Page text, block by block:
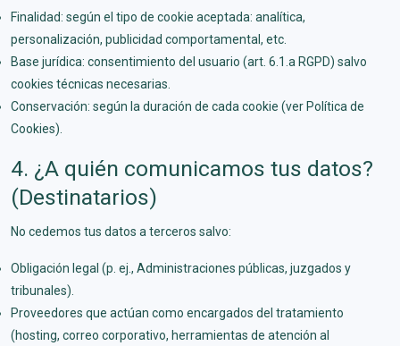
Finalidad: según el tipo de cookie aceptada: analítica,
personalización, publicidad comportamental, etc.
Base jurídica: consentimiento del usuario (art. 6.1.a RGPD) salvo
cookies técnicas necesarias.
Conservación: según la duración de cada cookie (ver Política de
Cookies).
4. ¿A quién comunicamos tus datos?
(Destinatarios)
No cedemos tus datos a terceros salvo:
Obligación legal (p. ej., Administraciones públicas, juzgados y
tribunales).
Proveedores que actúan como encargados del tratamiento
(hosting, correo corporativo, herramientas de atención al